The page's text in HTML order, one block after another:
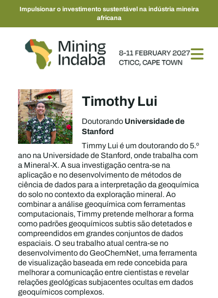
Impulsionar o investimento sustentável na indústria mineira
africana
Timothy Lui
DoutorandoUniversidade de
Stanford
Timmy Lui é um doutorando do 5.º
ano na Universidade de Stanford, onde trabalha com
a Mineral-X. A sua investigação centra-se na
aplicação e no desenvolvimento de métodos de
ciência de dados para a interpretação da geoquímica
do solo no contexto da exploração mineral. Ao
combinar a análise geoquímica com ferramentas
computacionais, Timmy pretende melhorar a forma
como padrões geoquímicos subtis são detetados e
compreendidos em grandes conjuntos de dados
espaciais. O seu trabalho atual centra-se no
desenvolvimento do GeoChemNet, uma ferramenta
de visualização baseada em rede concebida para
melhorar a comunicação entre cientistas e revelar
relações geológicas subjacentes ocultas em dados
geoquímicos complexos.